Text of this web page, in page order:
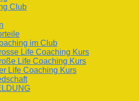
Club
im Club
Life Coaching Kurs
Life Coaching Kurs
Life Coaching Kurs